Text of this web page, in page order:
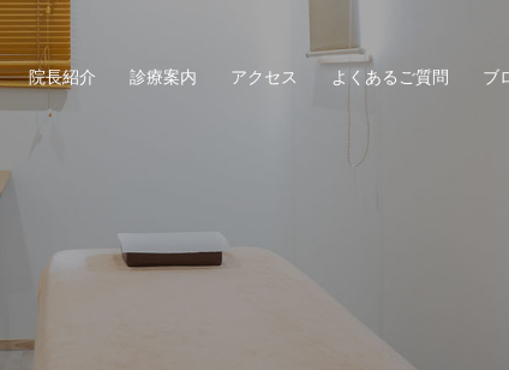
院長紹介 診療案内 アクセス よくあるご質問 ブ